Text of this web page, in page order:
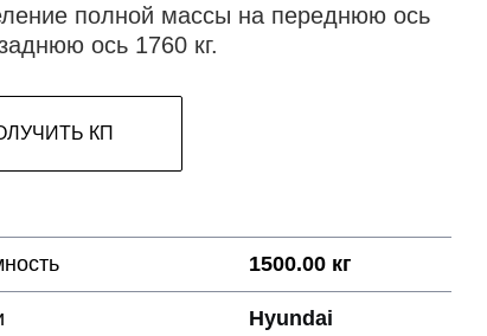
полной массы на переднюю ось
ось 1760 кг.
КП
1500.00 кг
Hyundai